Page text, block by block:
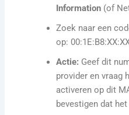
Information (of
Zoek naar een
op:
Actie: Geef dit
provider en vraag
activeren op dit
bevestigen dat